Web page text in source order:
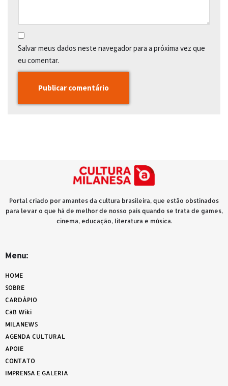
Salvar meus dados neste navegador para a próxima vez que
eu comentar.
Portal criado por amantes da cultura brasileira, que estão obstinados
para levar o que há de melhor de nosso país quando se trata de games,
cinema, educação, literatura e música.
Menu:
HOME
SOBRE
CARDÁPIO
CàB Wiki
MILANEWS
AGENDA CULTURAL
APOIE
CONTATO
IMPRENSA E GALERIA